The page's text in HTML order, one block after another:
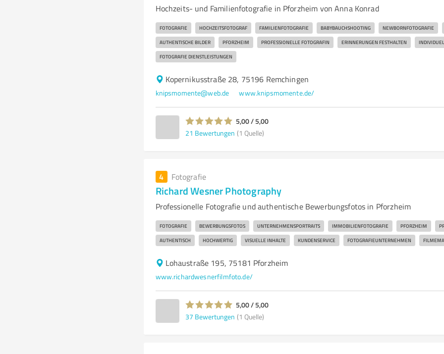
Hochzeits- und Familienfotografie in Pforzheim von Anna Konrad
FOTOGRAFIE HOCHZEITSFOTOGRAF FAMILIENFOTOGRAFIE BABYBAUCHSHOOTING NEWBORNFOTOGRAFIE
AUTHENTISCHE BILDER PFORZHEIM PROFESSIONELLE FOTOGRAFIN ERINNERUNGEN FESTHALTEN
FOTOGRAFIE DIENSTLEISTUNGEN
Kopernikusstraße 28, 75196 Remchingen
knipsmomente@web.de www.knipsmomente.de/
5,00 / 5,00
21 Bewertungen (1 Quelle)
4 Fotografie
Richard Wesner Photography
Professionelle Fotografie und authentische Bewerbungsfotos in Pforzheim
FOTOGRAFIE BEWERBUNGSFOTOS UNTERNEHMENSPORTRAITS IMMOBILIENFOTOGRAFIE PFORZHEIM
AUTHENTISCH HOCHWERTIG VISUELLE INHALTE KUNDENSERVICE FOTOGRAFIEUNTERNEHMEN
Lohaustraße 195, 75181 Pforzheim
www.richardwesnerfilmfoto.de/
5,00 / 5,00
37 Bewertungen (1 Quelle)